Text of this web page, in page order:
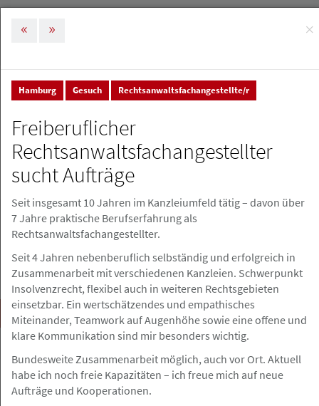
Stellenmarkt & Anzeigen Stellenanzeigen
Stellenanzeigen
Suchen
bundesweit Gesuch
×
Hamburg Gesuch Rechtsanwaltsfachangestellte/r
Freiberuflicher
Rechtsanwaltsfachangestellter
sucht Aufträge
Seit insgesamt 10 Jahren im Kanzleiumfeld tätig – davon über
7 Jahre praktische Berufserfahrung als
Rechtsanwaltsfachangestellter.
Seit 4 Jahren nebenberuflich selbständig und erfolgreich in
Zusammenarbeit mit verschiedenen Kanzleien. Schwerpunkt
Insolvenzrecht, flexibel auch in weiteren Rechtsgebieten
einsetzbar. Ein wertschätzendes und empathisches
Miteinander, Teamwork auf Augenhöhe sowie eine offene und
klare Kommunikation sind mir besonders wichtig.
Bundesweite Zusammenarbeit möglich, auch vor Ort. Aktuell
habe ich noch freie Kapazitäten – ich freue mich auf neue
Aufträge und Kooperationen.